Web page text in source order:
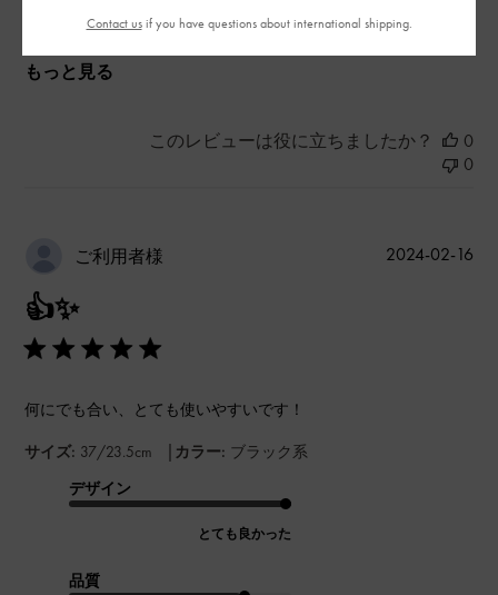
もっと見る
このレビューは役に立ちましたか？
0
0
ご利用者様
👍✨
何にでも合い、とても使いやすいです！
サイズ: 37/23.5cm | カラー: ブラック系
デザイン
とても良かった
品質
公
2024-02-16
Contact usif you have questions about international shipping.